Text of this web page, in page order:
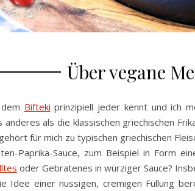
Über vegane
Bifteki prinzipiell jeder kennt und ich
anderes als die klassischen griechischen
für mich zu typischen griechischen
Paprika-Sauce, zum Beispiel in Form
oder Gebratenes in würziger Sauce?
Idee einer nussigen, cremigen Füllung